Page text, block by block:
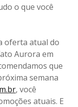
o que você
oferta atual do
Aurora em
que
semana
, você
atuais. E